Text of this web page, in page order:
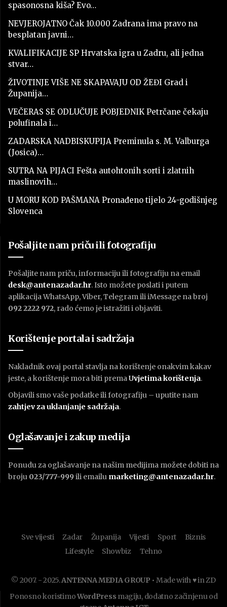
spasonosna kiša? Evo…
NEVJEROJATNO Čak 10.000 Zadrana ima pravo na
besplatan javni…
KVALIFIKACIJE SP Hrvatska igra u Zadru, ali jedna
stvar…
ŽIVOTINJE VIŠE NE SKAPAVAJU OD ŽEĐI Grad i
Županija…
VEČERAS SE ODLUČUJE POBJEDNIK Petrčane čekaju
polufinala i…
ZADARSKA NADBISKUPIJA Preminula s. M. Valburga
(Josica)…
SUTRA NA PIJACI Fešta autohtonih sorti i zlatnih
maslinovih…
U MORU KOD PAŠMANA Pronađeno tijelo 24-godišnjeg
Slovenca
Pošaljite nam priču ili fotografiju
Pošaljite nam priču, informaciju ili fotografiju na email
desk@antenazadar.hr. Isto možete poslati i putem
aplikacija WhatsApp, Viber, Telegram ili iMessage na broj
092 2222 972, rado ćemo je istražiti i objaviti.
Korištenje portala i sadržaja
Nakladnik ovaj portal stavlja na korištenje onakvim kakav
jeste, a korištenje mora biti premaUvjetima korištenja.
Objavili smo vaše podatke ili fotografiju – uputite nam
zahtjev za uklanjanje sadržaja.
Oglašavanje i zakup medija
Ponudu za oglašavanje na našim medijima možete dobiti na
broju 023/777-999 ili emailu marketing@antenazadar.hr.
Sve vijesti Zadar Županija Vijesti Sport
Biznis
Lifestyle
Showbiz Tehno
© 2007. - 2025.ANTENNA MEDIA GROUP • Made with ♥ in ZD
Ponosno koristimoWordPress magiju, dodatno začinjenu od